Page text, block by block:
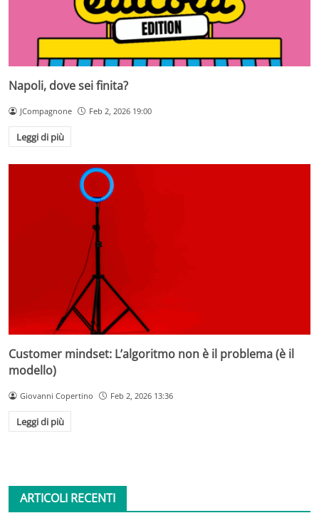
Napoli, dove sei finita?
JCompagnone Feb 2, 2026 19:00
Leggi di più
Customer mindset: L’algoritmo non è il problema (è il
modello)
Giovanni Copertino Feb 2, 2026 13:36
Leggi di più
ARTICOLI RECENTI